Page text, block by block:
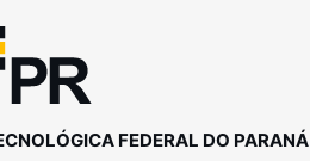
FEDERAL DO PARANÁ